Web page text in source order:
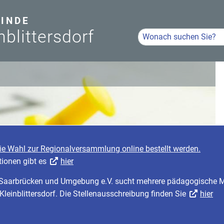
Volltextsuche
Hier Suchbegriff eingeben